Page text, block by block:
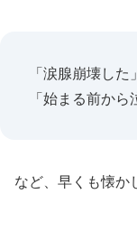
「涙腺崩壊した」
「始まる前から
など、早くも懐か